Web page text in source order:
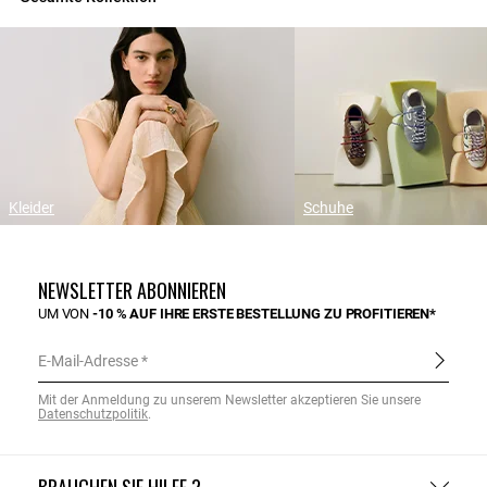
Kleider Schuhe
NEWSLETTER ABONNIEREN
UM VON-10 % AUF IHRE ERSTE BESTELLUNG ZU PROFITIEREN*
E-Mail-Adresse
Mit der Anmeldung zu unserem Newsletter akzeptieren Sie unsere
Datenschutzpolitik.